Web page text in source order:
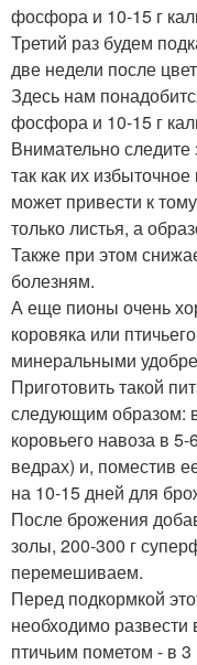
фосфора и 10-15 г
Третий раз будем
две недели после
Здесь нам
фосфора и 10-15 г
Внимательно
так как их
может привести к
только листья, а
Также при этом
болезням.
А еще пионы очень
коровяка или
минеральными
Приготовить такой
следующим образом:
коровьего навоза в
ведрах) и, поместив
на 10-15 дней для
После брожения
золы, 200-300 г
перемешиваем.
Перед подкормкой
необходимо развести
птичьим пометом - в 3